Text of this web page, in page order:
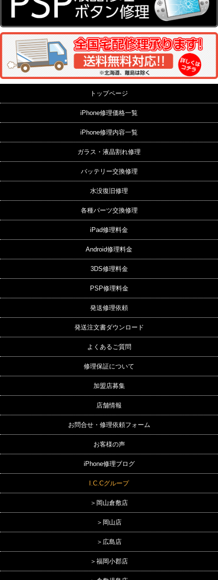
トップページ
iPhone修理価格一覧
iPhone修理内容一覧
ガラス・液晶割れ修理
バッテリー交換修理
水没復旧修理
各種パーツ交換修理
iPad修理料金
Android修理料金
3DS修理料金
PSP修理料金
発送修理依頼
発送注文書ダウンロード
よくあるご質問
修理保証について
加盟店募集
店舗情報
お問合せ・修理依頼フォーム
お客様の声
iPhone修理ブログ
I.C.Cグループ
＞岡山倉敷店
＞岡山店
＞広島店
＞福岡小郡店